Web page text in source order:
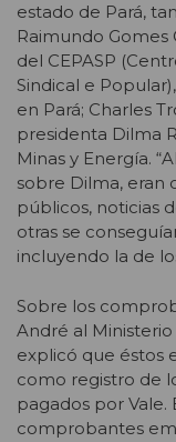
estado de Pará,
Raimundo
del CEPASP
Sindical e
en Pará; Charles
presidenta Dilma
Minas y Energía.
sobre Dilma, eran
públicos, noticias
otras se
incluyendo la de
Sobre los
André al
explicó que éstos
como registro de
pagados por Vale.
comprobantes